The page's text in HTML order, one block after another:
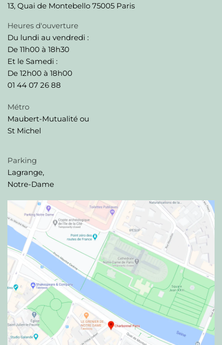
13, Quai de Montebello 75005 Paris
Heures d'ouverture
Du lundi au vendredi :
De 11h00 à 18h30
Et le Samedi :
De 12h00 à 18h00
01 44 07 26 88
Métro
Maubert-Mutualité ou
St Michel
Parking
Lagrange,
Notre-Dame